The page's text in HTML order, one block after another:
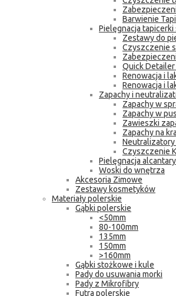
Barwienie
Pielęgnacja tapicerki
Zestawy do
Czyszczenie
Quick
Renowacja i
Renowacja i
Zapachy i
Zapachy w
Zapachy w
Zawieszki
Zapachy na
Czyszczenie
Pielęgnacja alcantary
Woski do wnętrza
Akcesoria Zimowe
Zestawy kosmetyków
Materiały polerskie
Gąbki polerskie
<50mm
80-100mm
135mm
150mm
>160mm
Gąbki stożkowe i kule
Pady do usuwania morki
Pady z Mikrofibry
Futra polerskie